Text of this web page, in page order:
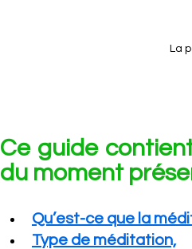
La
Ce guide
du moment
Qu’est-ce que la
Type de méditation,